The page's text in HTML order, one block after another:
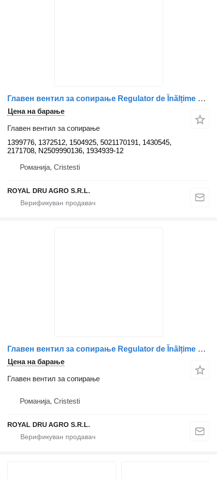
Главен вентил за сопирање Regulator de Înălțime Cabină Față 1399776 за камион Scania (Coduri: 1399776, 1372512, 1504925, 5021170191, 1430545, 2171708, N2509990136, 1934939)
Цена на барање
Главен вентил за сопирање
1399776, 1372512, 1504925, 5021170191, 1430545,
2171708, N2509990136, 1934939-12
Романија, Cristesti
ROYAL DRU AGRO S.R.L.
Главен вентил за сопирање Regulator de Înălțime Cabină Față за камион Scania – Piese de Schimb Originale Cod 1399776, 1372512, 1504925, 5021170191, 1430545, 2171708, N2509990136, 1934939
Цена на барање
Главен вентил за сопирање
Романија, Cristesti
ROYAL DRU AGRO S.R.L.